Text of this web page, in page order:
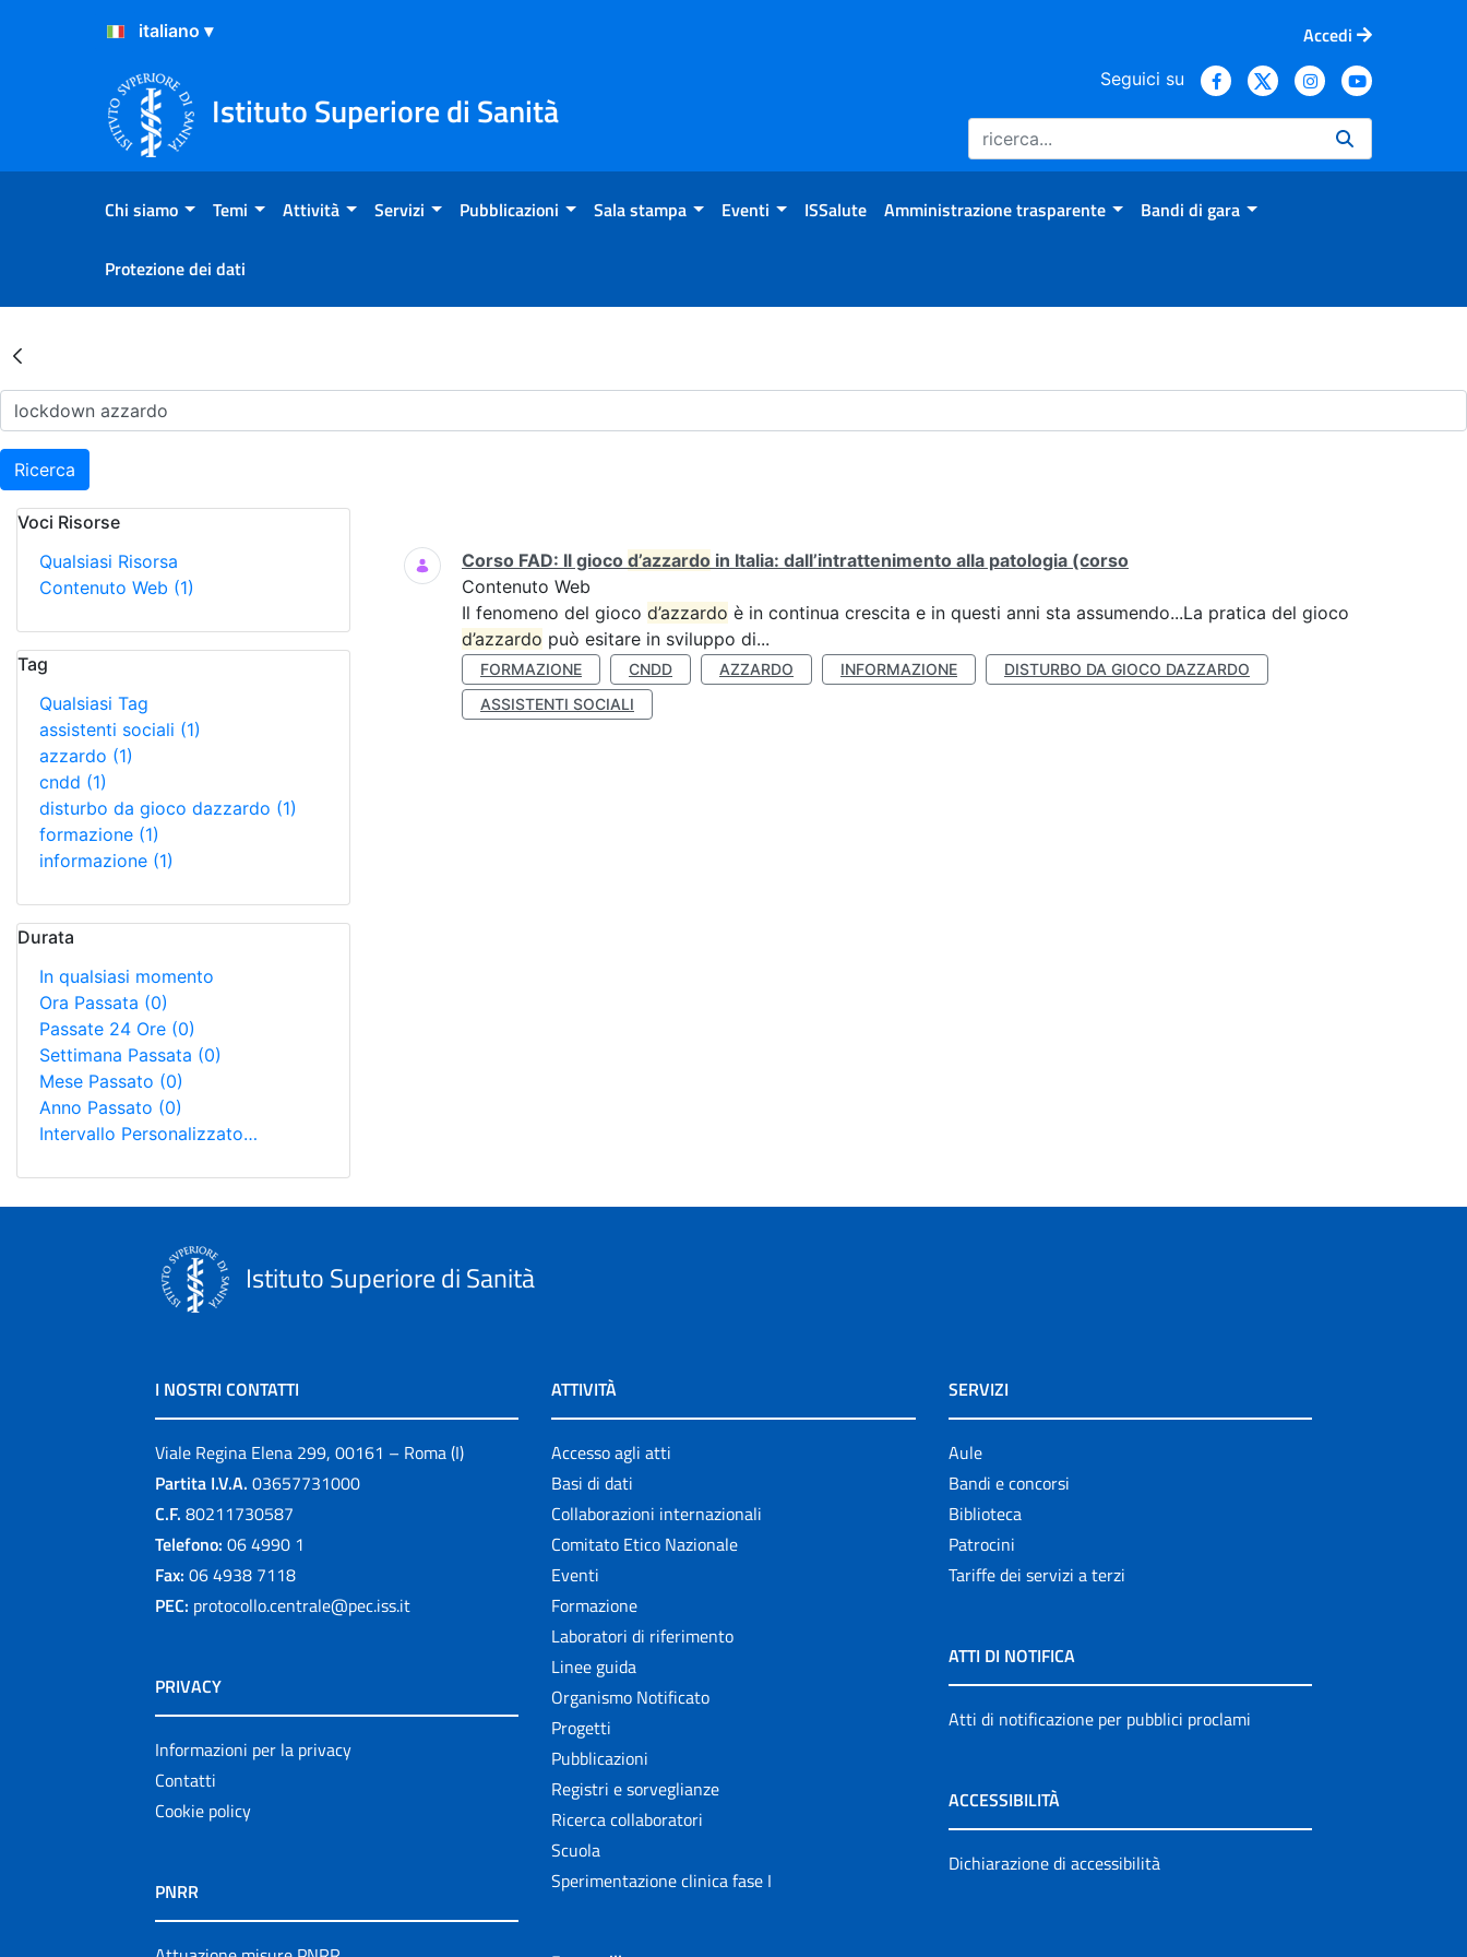
Salta al Contenuto
Salta al Footer
Accedi
Istituto Superiore di Sanità
Seguici su
Chi siamo Temi Attività Servizi Pubblicazioni Sala stampa Eventi ISSalute Amministrazione trasparente Bandi di gara
Protezione dei dati
Risultati della Ricerca - Archivio
Ricerca
Voci Risorse
Qualsiasi Risorsa
Contenuto Web (1)
Tag
Qualsiasi Tag
assistenti sociali (1)
azzardo (1)
cndd (1)
disturbo da gioco dazzardo (1)
formazione (1)
informazione (1)
Durata
In qualsiasi momento
Ora Passata (0)
Passate 24 Ore (0)
Settimana Passata (0)
Mese Passato (0)
Anno Passato (0)
Intervallo Personalizzato…
Ricerca
Corso FAD: Il gioco d’azzardo in Italia: dall’intrattenimento alla patologia (corso
Contenuto Web
Il fenomeno del gioco d’azzardo è in continua crescita e in questi anni sta assumendo...La pratica del gioco
d’azzardo può esitare in sviluppo di...
FORMAZIONE CNDD AZZARDO INFORMAZIONE
DISTURBO DA GIOCO DAZZARDO
ASSISTENTI SOCIALI
Istituto Superiore di Sanità
I NOSTRI CONTATTI
Viale Regina Elena 299, 00161 – Roma (I)
Partita I.V.A. 03657731000
C.F. 80211730587
Telefono: 06 4990 1
Fax: 06 4938 7118
PEC: protocollo.centrale@pec.iss.it
PRIVACY
Informazioni per la privacy
Contatti
Cookie policy
PNRR
ATTIVITÀ
Accesso agli atti
Basi di dati
Collaborazioni internazionali
Comitato Etico Nazionale
Eventi
Formazione
Laboratori di riferimento
Linee guida
Organismo Notificato
Progetti
Pubblicazioni
Registri e sorveglianze
Ricerca collaboratori
Scuola
Sperimentazione clinica fase I
SERVIZI
Aule
Bandi e concorsi
Biblioteca
Patrocini
Tariffe dei servizi a terzi
ATTI DI NOTIFICA
Atti di notificazione per pubblici proclami
ACCESSIBILITÀ
Dichiarazione di accessibilità